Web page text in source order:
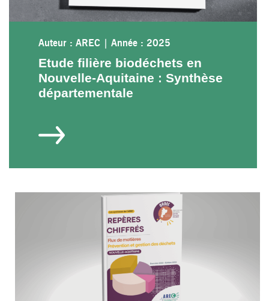
Auteur : AREC | Année : 2025
Etude filière biodéchets en
Nouvelle-Aquitaine : Synthèse
départementale